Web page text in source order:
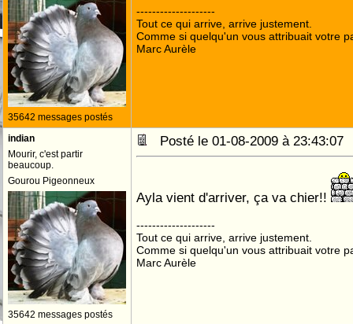
35642 messages postés
--------------------
Tout ce qui arrive, arrive justement.
Comme si quelqu'un vous attribuait votre
Marc Aurèle
indian
Mourir, c'est partir
beaucoup.
Gourou Pigeonneux
35642 messages postés
Posté le 01-08-2009 à
Ayla vient d'arriver, ça va chier!!
--------------------
Tout ce qui arrive, arrive justement.
Comme si quelqu'un vous attribuait votre
Marc Aurèle